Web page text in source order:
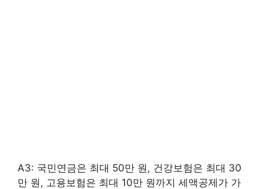
A3: 국민연금은 최대 50만 원, 건강보험은 최대 30
만 원, 고용보험은 최대 10만 원까지 세액공제가 가